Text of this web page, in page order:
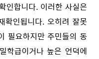
인합니다. 이러한 사실은
확인됩니다. 오히려 잘못
필요하지만 주민들의 동
학급이거나 높은 언덕에